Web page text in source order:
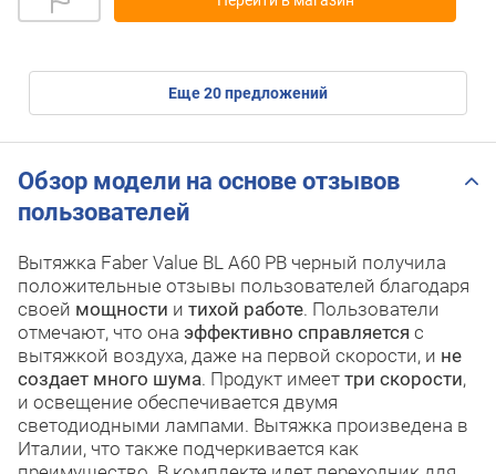
eще20предложений
Обзор модели на основе отзывов
пользователей
Вытяжка Faber Value BL A60 PB черный получила
положительные отзывы пользователей благодаря
своей мощности и тихой работе. Пользователи
отмечают, что она эффективно справляется с
вытяжкой воздуха, даже на первой скорости, и не
создает много шума. Продукт имеет три скорости,
и освещение обеспечивается двумя
светодиодными лампами. Вытяжка произведена в
Италии, что также подчеркивается как